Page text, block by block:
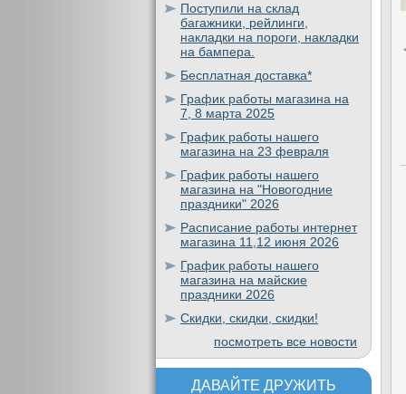
Поступили на склад
багажники, рейлинги,
накладки на пороги, накладки
на бампера.
Бесплатная доставка*
График работы магазина на
7, 8 марта 2025
График работы нашего
магазина на 23 февраля
График работы нашего
магазина на "Новогодние
праздники" 2026
Расписание работы интернет
магазина 11,12 июня 2026
График работы нашего
магазина на майские
праздники 2026
Скидки, скидки, скидки!
посмотреть все новости
ДАВАЙТЕ ДРУЖИТЬ